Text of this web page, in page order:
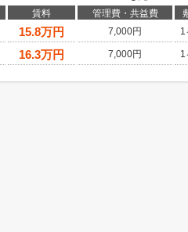
賃料 管理費・共益費
15.8万円 7,000円 1
16.3万円 7,000円 1